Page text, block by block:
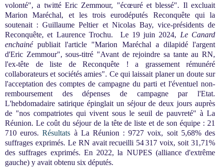
volonté", a twitté Eric Zemmour, "écœuré et blessé". Il excluait
Marion Maréchal, et les trois eurodéputés Reconquête qui la
soutenait : Guillaume Peltier et Nicolas Bay, vice-présidents de
Reconquête, et Laurence Trochu. Le 19 juin 2024, Le Canard
enchainépubliait l'article "Marion Maréchal a dilapidé l'argent
d'Eric Zemmour", sous-titré "Avant de rejoindre sa tante au RN,
l'ex-tête de liste de Reconquête ! a grassement rémunéré
collaborateurs et sociétés amies". Ce qui laissait planer un doute sur
l'acceptation des comptes de campagne du parti et l'éventuel non-
remboursement des dépenses de campagne par l'Etat.
L'hebdomadaire satirique épinglait un séjour de deux jours auprès
de "nos compatriotes qui vivent sous le seuil de pauvreté" à La
Réunion. Le coût du séjour de la tête de liste et de son équipe : 21
710 euros.Résultats à La Réunion : 9727 voix, soit 5,68% des
suffrages exprimés. Le RN avait recueilli 54 317 voix, soit 31,71%
des suffrages exprimés. En 2022, la NUPES (alliance d'extrême
gauche) y avait obtenu six députés.